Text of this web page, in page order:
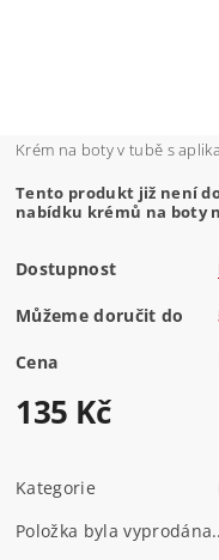
Krém na boty v tubě s
Tento produkt již není
nabídku krémů na boty
Dostupnost
Můžeme doručit do
Cena
135 Kč
Kategorie
Položka byla